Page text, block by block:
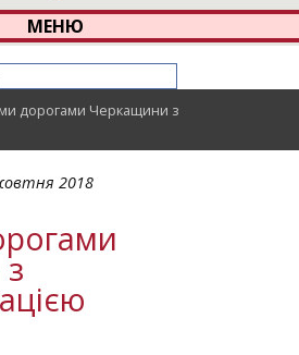
МЕНЮ
дорогами Черкащини з
2018